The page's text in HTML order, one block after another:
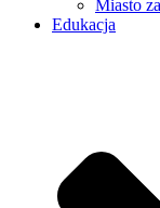
Miasto
Edukacja